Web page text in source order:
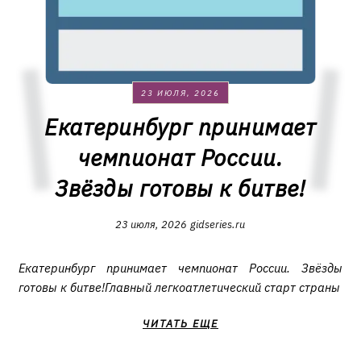
23 ИЮЛЯ, 2026
Екатеринбург принимает
чемпионат России.
Звёзды готовы к битве!
23 июля, 2026 gidseries.ru
Екатеринбург принимает чемпионат России. Звёзды
готовы к битве!Главный легкоатлетический старт страны
ЧИТАТЬ ЕЩЕ